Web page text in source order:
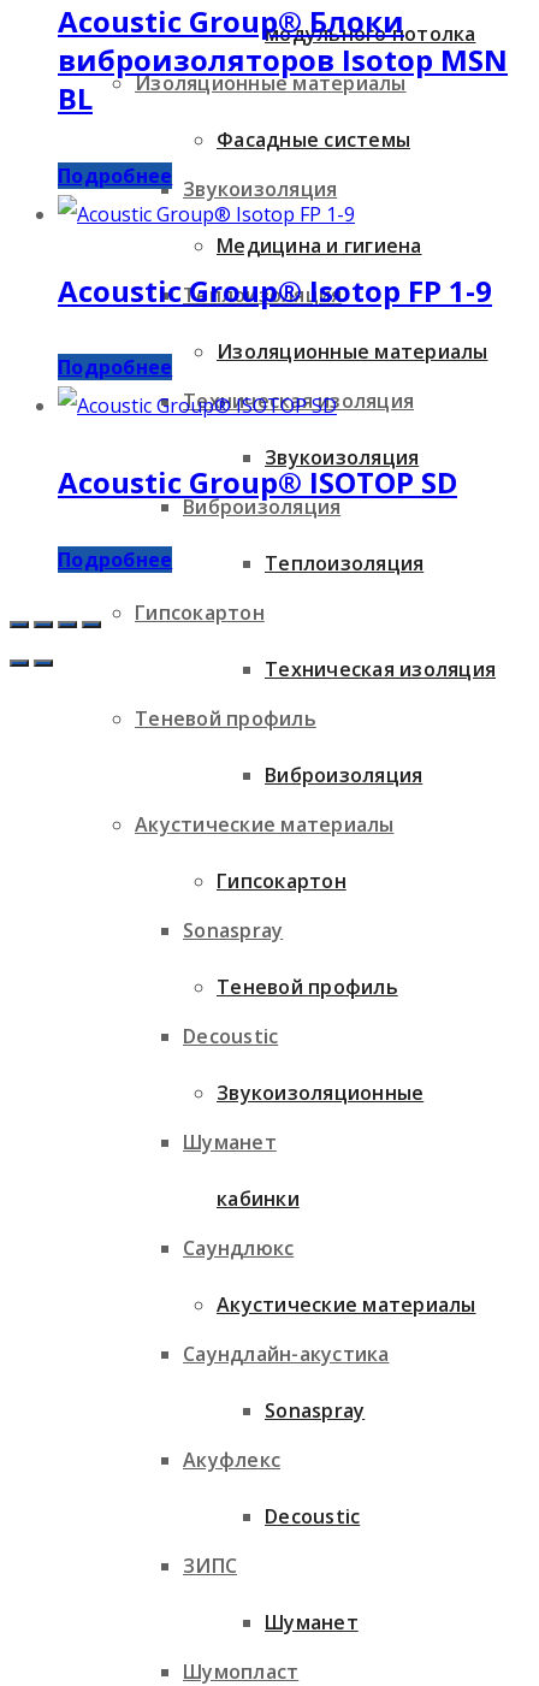
Изоляционные материалы
Звукоизоляция
Теплоизоляция
Техническая изоляция
Виброизоляция
Гипсокартон
Теневой профиль
Акустические материалы
Sonaspray
Decoustic
Шуманет
Саундлюкс
Саундлайн-акустика
Акуфлекс
ЗИПС
Шумопласт
модульного потолка
Фасадные системы
Медицина и гигиена
Изоляционные материалы
Звукоизоляция
Теплоизоляция
Техническая изоляция
Виброизоляция
Гипсокартон
Теневой профиль
Звукоизоляционные
кабинки
Акустические материалы
Sonaspray
Decoustic
Шуманет
Acoustic Group® Блоки
виброизоляторов Isotop MSN
BL
Подробнее
Acoustic Group® Isotop FP 1-9
Подробнее
Acoustic Group® ISOTOP SD
Подробнее